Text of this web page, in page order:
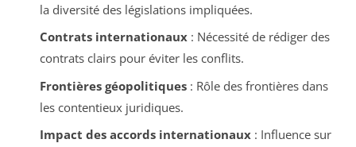
la diversité des législations impliquées.
Contrats internationaux: Nécessité de rédiger des
contrats clairs pour éviter les conflits.
Frontières géopolitiques: Rôle des frontières dans
les contentieux juridiques.
Impact des accords internationaux: Influence sur